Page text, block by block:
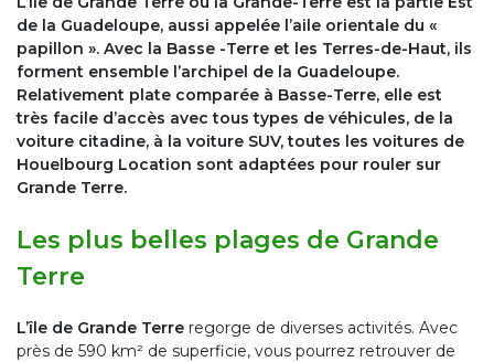
de la Guadeloupe, aussi appelée l’aile orientale du «
papillon ». Avec la Basse -Terre et les Terres-de-Haut, ils
forment ensemble l’archipel de la Guadeloupe.
Relativement plate comparée à Basse-Terre, elle est
très facile d’accès avec tous types de véhicules, de la
voiture citadine, à la voiture SUV, toutes les voitures de
Houelbourg Location sont adaptées pour rouler sur
Grande Terre.
Les plus belles plages de Grande
Terre
L’île de Grande Terre regorge de diverses activités. Avec
près de 590 km² de superficie, vous pourrez retrouver de